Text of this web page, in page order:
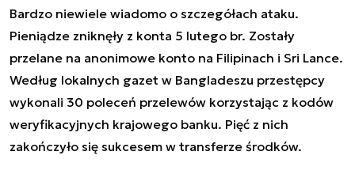
Bardzo niewiele wiadomo o szczegółach ataku.
Pieniądze zniknęły z konta 5 lutego br. Zostały
przelane na anonimowe konto na Filipinach i Sri Lance.
Według lokalnych gazet w Bangladeszu przestępcy
wykonali 30 poleceń przelewów korzystając z kodów
weryfikacyjnych krajowego banku. Pięć z nich
zakończyło się sukcesem w transferze środków.